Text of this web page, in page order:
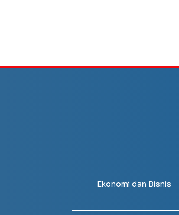
Ekonomi dan Bisnis